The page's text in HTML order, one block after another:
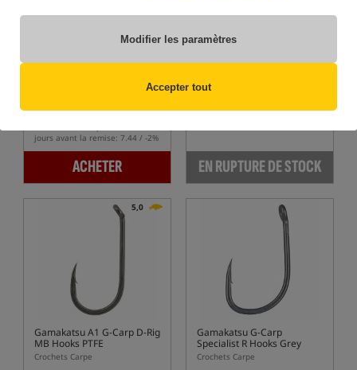
Modifier les paramètres
Accepter tout
Gamakatsu A1 G-Carp
Crochets carpe avec revêtement camouflage
Prix de la catégorie:7,48/ -3%
jours avant la remise: 7.44 / -2%
ACHETER
Gamakatsu A1 G-Carp Pop
Crochets Carpe
5,44
vous recevez0,05 points
EN RUPTURE DE STOCK
5,0
Gamakatsu A1 G-Carp D-Rig
MB Hooks PTFE
Crochets Carpe
Gamakatsu G-Carp
Specialist R Hooks Grey
Crochets Carpe